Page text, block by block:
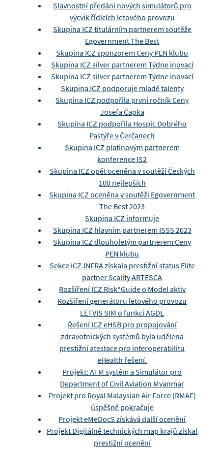
Slavnostní předání nových simulátorů pro
výcvik řídících letového provozu
Skupina ICZ titulárním partnerem soutěže
Egovernment The Best
Skupina ICZ sponzorem Ceny PEN klubu
Skupina ICZ silver partnerem Týdne inovací
Skupina ICZ silver partnerem Týdne inovací
Skupina ICZ podporuje mladé talenty
Skupina ICZ podpořila první ročník Ceny
Josefa Čapka
Skupina ICZ podpořila Hospic Dobrého
Pastýře v Čerčanech
Skupina ICZ platinovým partnerem
konference IS2
Skupina ICZ opět oceněna v soutěži Českých
100 nejlepších
Skupina ICZ oceněna v soutěži Egovernment
The Best 2023
Skupina ICZ informuje
Skupina ICZ hlavním partnerem ISSS 2023
Skupina ICZ dlouholetým partnerem Ceny
PEN klubu
Sekce ICZ.INFRA získala prestižní status Elite
partner Scality ARTESCA
Rozšíření ICZ Risk*Guide o Model aktiv
Rozšíření generátoru letového provozu
LETVIS SIM o funkci AGDL
Řešení ICZ eHSB pro propojování
zdravotnických systémů byla udělena
prestižní atestace pro interoperabilitu
eHealth řešení.
Projekt: ATM systém a Simulátor pro
Department of Civil Aviation Myanmar
Projekt pro Royal Malaysian Air Force (RMAF)
úspěšně pokračuje
Projekt eMeDocS získává další ocenění
Projekt Digitálně technických map krajů získal
prestižní ocenění